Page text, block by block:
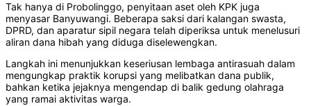
Tak hanya di Probolinggo, penyitaan aset oleh KPK juga
menyasar Banyuwangi. Beberapa saksi dari kalangan swasta,
DPRD, dan aparatur sipil negara telah diperiksa untuk menelusuri
aliran dana hibah yang diduga diselewengkan.
Langkah ini menunjukkan keseriusan lembaga antirasuah dalam
mengungkap praktik korupsi yang melibatkan dana publik,
bahkan ketika jejaknya mengendap di balik gedung olahraga
yang ramai aktivitas warga.